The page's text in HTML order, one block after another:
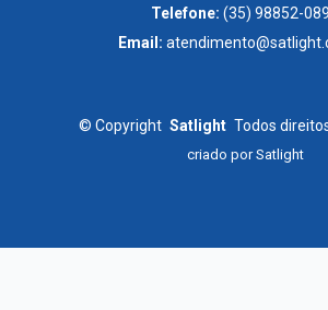
Telefone: (35) 98852-
Email:
© Copyright Satlight Todos
criado porSatlight